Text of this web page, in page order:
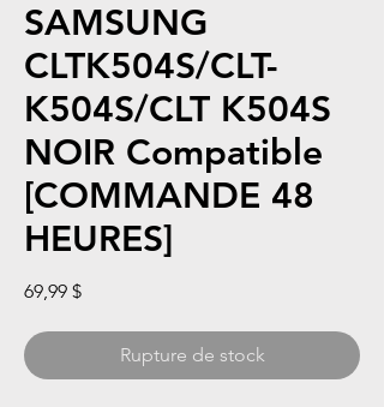
SAMSUNG
CLTK504S/CLT-
K504S/CLT K504S
NOIR Compatible
[COMMANDE 48
HEURES]
69,99 $Prix
Rupture de stock